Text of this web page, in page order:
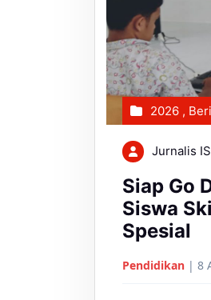
2026 ,
Jurnalis
Siap Go
Siswa
Spesial
Pendidikan | 8